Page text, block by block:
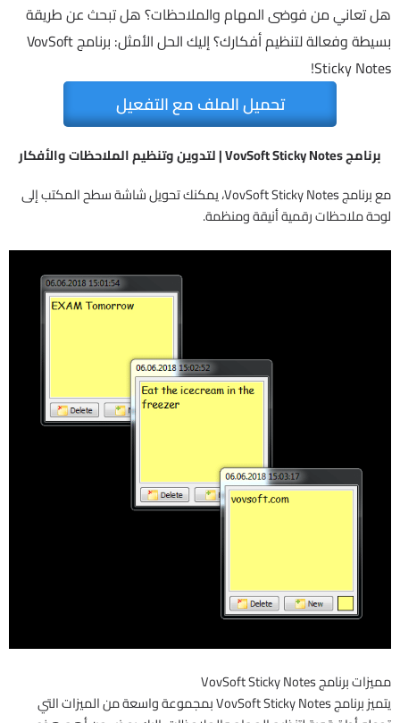
هل تعاني من فوضى المهام والملاحظات؟ هل تبحث عن طريقة
بسيطة وفعالة لتنظيم أفكارك؟ إليك الحل الأمثل: برنامج VovSoft
Sticky Notes!
تحميل الملف مع التفعيل
برنامج VovSoft Sticky Notes | لتدوين وتنظيم الملاحظات والأفكار
مع برنامج VovSoft Sticky Notes، يمكنك تحويل شاشة سطح المكتب إلى
لوحة ملاحظات رقمية أنيقة ومنظمة.
مميزات برنامج VovSoft Sticky Notes
يتميز برنامج VovSoft Sticky Notes بمجموعة واسعة من الميزات التي